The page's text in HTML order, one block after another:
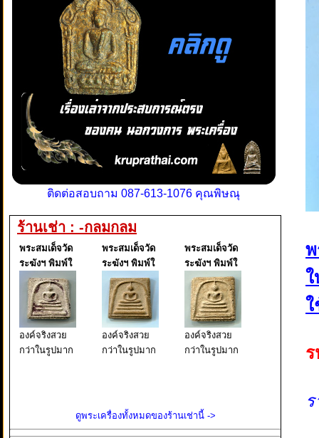
ติดต่อสอบถาม 087-613-1076 คุณพิษณุ
ร้านเช่า : -กลมกลม
พระสมเด็จวัด
ระฆังฯ พิมพ์ใ
องค์จริงสวย
กว่าในรูปมาก
พระสมเด็จวัด
ระฆังฯ พิมพ์ใ
องค์จริงสวย
กว่าในรูปมาก
พระสมเด็จวัด
ระฆังฯ พิมพ์ใ
องค์จริงสวย
กว่าในรูปมาก
ดูพระเครื่องทั้งหมดของร้านเช่านี้ ->
ใ
ใ